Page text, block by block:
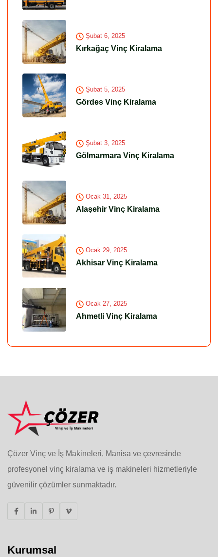
Şubat 6, 2025
Kırkağaç Vinç Kiralama
Şubat 5, 2025
Gördes Vinç Kiralama
Şubat 3, 2025
Gölmarmara Vinç Kiralama
Ocak 31, 2025
Alaşehir Vinç Kiralama
Ocak 29, 2025
Akhisar Vinç Kiralama
Ocak 27, 2025
Ahmetli Vinç Kiralama
Çözer Vinç ve İş Makineleri, Manisa ve çevresinde
profesyonel vinç kiralama ve iş makineleri hizmetleriyle
güvenilir çözümler sunmaktadır.
Kurumsal